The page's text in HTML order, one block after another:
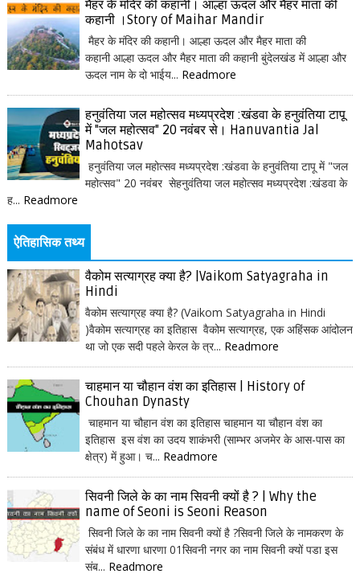
मैहर के मंदिर की कहानी। आल्हा ऊदल और मैहर माता की
कहानी ।Story of Maihar Mandir
मैहर के मंदिर की कहानी। आल्हा ऊदल और मैहर माता की
कहानी आल्हा ऊदल और मैहर माता की कहानी बुंदेलखंड में आल्हा और
ऊदल नाम के दो भाईय... Readmore
हनुवंतिया जल महोत्सव मध्यप्रदेश :खंडवा के हनुवंतिया टापू
में "जल महोत्सव" 20 नवंबर से। Hanuvantia Jal
Mahotsav
हनुवंतिया जल महोत्सव मध्यप्रदेश :खंडवा के हनुवंतिया टापू में "जल
महोत्सव" 20 नवंबर सेहनुवंतिया जल महोत्सव मध्यप्रदेश :खंडवा के
ह... Readmore
ऐतिहासिक तथ्य
वैकोम सत्याग्रह क्या है? |Vaikom Satyagraha in
Hindi
वैकोम सत्याग्रह क्या है? (Vaikom Satyagraha in Hindi
)वैकोम सत्याग्रह का इतिहास वैकोम सत्याग्रह, एक अहिंसक आंदोलन
था जो एक सदी पहले केरल के त्र... Readmore
चाहमान या चौहान वंश का इतिहास | History of
Chouhan Dynasty
चाहमान या चौहान वंश का इतिहास चाहमान या चौहान वंश का
इतिहास इस वंश का उदय शाकंभरी (साम्भर अजमेर के आस-पास का
क्षेत्र) में हुआ। च... Readmore
सिवनी जिले के का नाम सिवनी क्यों है ? | Why the
name of Seoni is Seoni Reason
सिवनी जिले के का नाम सिवनी क्यों है ?सिवनी जिले के नामकरण के
संबंध में धारणा धारणा 01सिवनी नगर का नाम सिवनी क्यों पडा इस
संब... Readmore